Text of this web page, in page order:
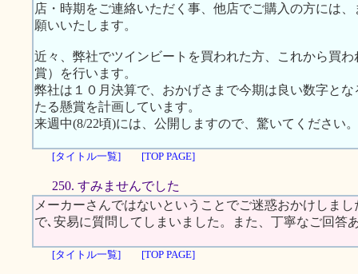
店・時期をご連絡いただく事、他店でご購入の方には
願いいたします。
近々、弊社でツインビートを買われた方、これから買
賞）を行います。
弊社は１０月決算で、おかげさまで今期は良い数字と
たる懸賞を計画しています。
来週中(8/22頃)には、公開しますので、驚いてください。
[タイトル一覧] [TOP PAGE]
250. すみませんでした
メーカーさんではないということでご迷惑おかけしま
で､安易に質問してしまいました。また、丁寧なご回答
[タイトル一覧] [TOP PAGE]